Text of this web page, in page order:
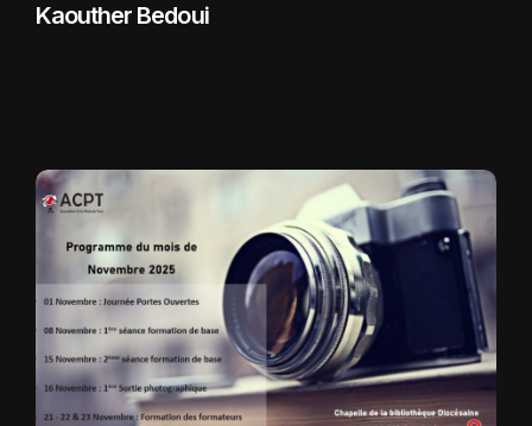
Kaouther Bedoui